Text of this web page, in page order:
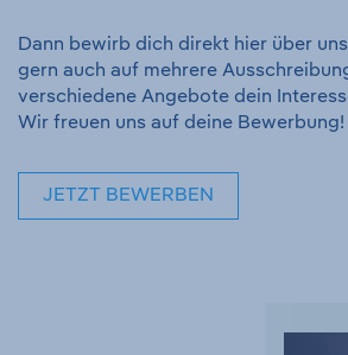
Dann bewirb dich direkt hier über
gern auch auf mehrere
verschiedene Angebote dein
Wir freuen uns auf deine Bewerbung!
JETZT BEWERBEN